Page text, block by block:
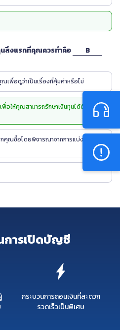
นสิ่งแรกที่คุณควรทำคือ B
เพื่อดูว่าเป็นเรื่องที่คุ้มค่าหรือไม่
อให้คุณสามารถรักษาเงินทุนได้ดีขึ้นใน
คุณซื้อโดยพิจารณาจากการแบ่งรูปแบบ
การเปิดบัญชี
กระบวนการถอนเงินที่สะดวก
รวดเร็วเป็นพิเศษ